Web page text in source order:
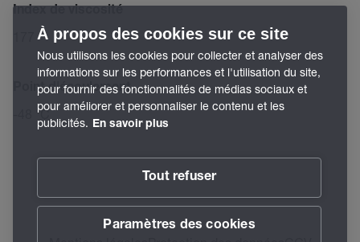
Index de viscosité
Point d'écoulement
-48 °C
À propos des cookies sur ce site
Nous utilisons les cookies pour collecter et analyser des
informations sur les performances et l'utilisation du site,
pour fournir des fonctionnalités de médias sociaux et
pour améliorer et personnaliser le contenu et les
publicités. En savoir plus
Tout refuser
Paramètres des cookies